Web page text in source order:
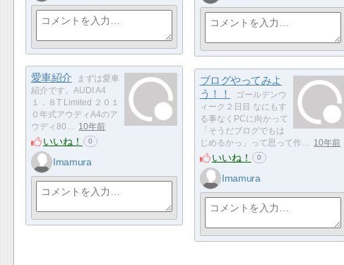
愛車紹介
まずは愛車
紹介です。AUDI A4
１．８T Limited ２０１
０年式アウディA4のア
ウディ80… 10年前
いいね！ 0
Imamura
ブログやってみよ
う！！
ゴールデンウ
ィーク２日目 なにもす
る事なくPCに向かって
「そうだブログでもは
じめるかっ」って思って作… 10年前
いいね！ 0
Imamura